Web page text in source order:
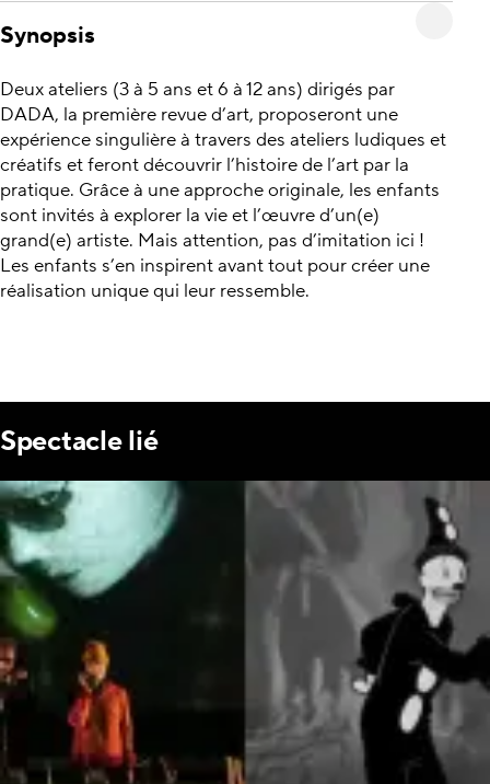
Synopsis
Deux ateliers (3 à 5 ans et 6 à 12 ans) dirigés par
DADA, la première revue d’art, proposeront une
expérience singulière à travers des ateliers ludiques et
créatifs et feront découvrir l’histoire de l’art par la
pratique. Grâce à une approche originale, les enfants
sont invités à explorer la vie et l’œuvre d’un(e)
grand(e) artiste. Mais attention, pas d’imitation ici !
Les enfants s’en inspirent avant tout pour créer une
réalisation unique qui leur ressemble.
Spectacle lié